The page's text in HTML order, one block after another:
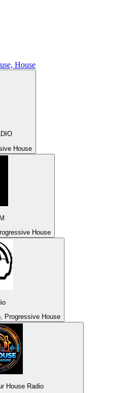
House
House
House
Progressive House
House Radio